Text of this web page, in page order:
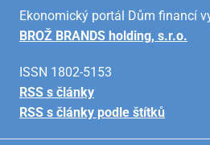
Ekonomický portál Dům financí
BROŽ BRANDS holding, s.r.o.
ISSN 1802-5153
RSS s články
RSS s články podle štítků